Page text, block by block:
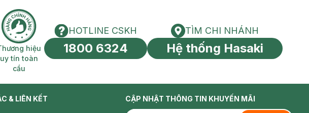
Thương hiệu uy tín toàn cầu
hiệu
uy tín toàn
cầu
HOTLINE CSKH
HOTLINE CSKH
1800 6324
Tìm chi nhánh
TÌM CHI NHÁNH
Hệ thống Hasaki
& LIÊN KẾT CẬP NHẬT THÔNG TIN KHUYẾN MÃI